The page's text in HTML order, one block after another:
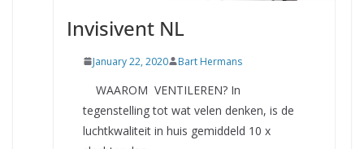
Invisivent NL
January 22, 2020 Bart Hermans
WAAROM VENTILEREN? In
tegenstelling tot wat velen denken, is de
luchtkwaliteit in huis gemiddeld 10 x